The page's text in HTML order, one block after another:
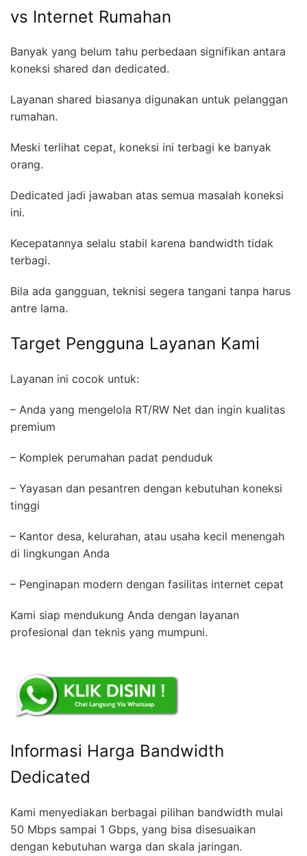
vs Internet Rumahan
Banyak yang belum tahu perbedaan signifikan antara
koneksi shared dan dedicated.
Layanan shared biasanya digunakan untuk pelanggan
rumahan.
Meski terlihat cepat, koneksi ini terbagi ke banyak
orang.
Dedicated jadi jawaban atas semua masalah koneksi
ini.
Kecepatannya selalu stabil karena bandwidth tidak
terbagi.
Bila ada gangguan, teknisi segera tangani tanpa harus
antre lama.
Target Pengguna Layanan Kami
Layanan ini cocok untuk:
– Anda yang mengelola RT/RW Net dan ingin kualitas
premium
– Komplek perumahan padat penduduk
– Yayasan dan pesantren dengan kebutuhan koneksi
tinggi
– Kantor desa, kelurahan, atau usaha kecil menengah
di lingkungan Anda
– Penginapan modern dengan fasilitas internet cepat
Kami siap mendukung Anda dengan layanan
profesional dan teknis yang mumpuni.
Informasi Harga Bandwidth
Dedicated
Kami menyediakan berbagai pilihan bandwidth mulai
50 Mbps sampai 1 Gbps, yang bisa disesuaikan
dengan kebutuhan warga dan skala jaringan.